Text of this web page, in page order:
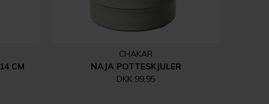
CM
CHAKAR
NAJA POTTESKJULER
DKK 99,95